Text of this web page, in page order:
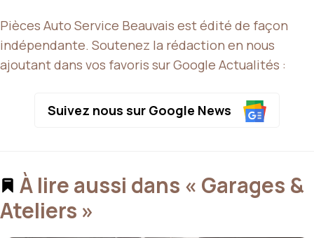
Pièces Auto Service Beauvais est édité de façon
indépendante. Soutenez la rédaction en nous
ajoutant dans vos favoris sur Google Actualités :
Suivez nous sur Google News
À lire aussi dans « Garages &
Ateliers »